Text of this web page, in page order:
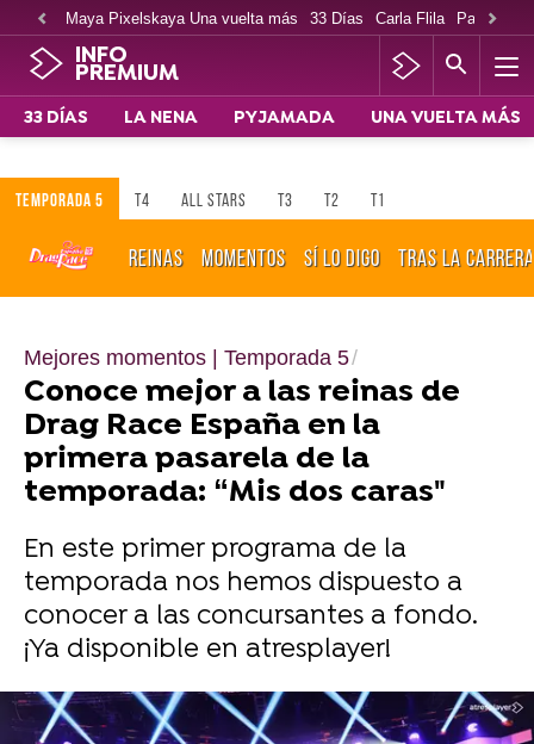
Maya Pixelskaya Una vuelta más 33 Días Carla Flila Paco
INFO
PREMIUM
33 DÍAS LA NENA PYJAMADA UNA VUELTA MÁS
TEMPORADA 5 T4 ALL STARS T3 T2 T1
REINAS MOMENTOS SÍ LO DIGO TRAS LA CARRERA
Mejores momentos | Temporada 5
Conoce mejor a las reinas de
Drag Race España en la
primera pasarela de la
temporada: “Mis dos caras"
En este primer programa de la
temporada nos hemos dispuesto a
conocer a las concursantes a fondo.
¡Ya disponible en atresplayer!